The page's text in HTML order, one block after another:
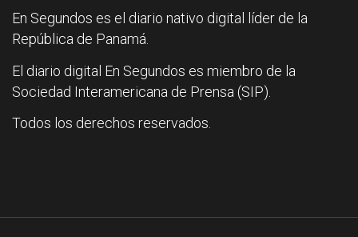
En Segundos es el diario nativo digital líder de la
República de Panamá.
El diario digital En Segundos es miembro de la
Sociedad Interamericana de Prensa (SIP).
Todos los derechos reservados.